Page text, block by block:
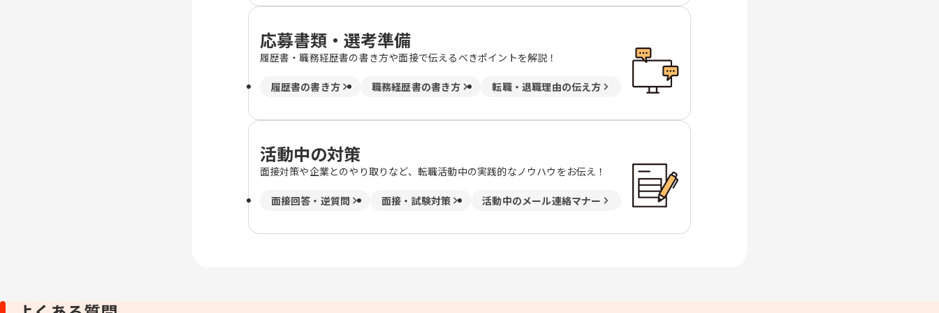
応募書類・選考準備
履歴書・職務経歴書の書き方や面接で伝えるべきポイントを解説！
履歴書の書き方 職務経歴書の書き方 転職・退職理由の伝え方
活動中の対策
面接対策や企業とのやり取りなど、転職活動中の実践的なノウハウをお伝え！
面接回答・逆質問 面接・試験対策 活動中のメール連絡マナー